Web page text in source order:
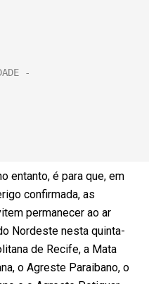
entanto, é para que, em
confirmada, as
permanecer ao ar
Nordeste nesta quinta-
de Recife, a Mata
o Agreste Paraibano, o